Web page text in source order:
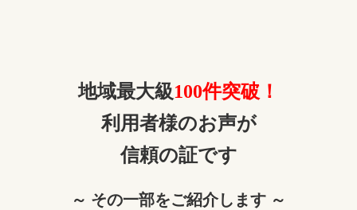
地域最大級100件突破！
利用者様のお声が
信頼の証です
～ その一部をご紹介します ～